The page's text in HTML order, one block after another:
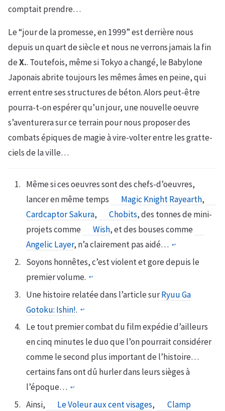
comptait prendre…
Le “jour de la promesse, en 1999” est derrière nous
depuis un quart de siècle et nous ne verrons jamais la fin
deX.. Toutefois, même si Tokyo a changé, le Babylone
Japonais abrite toujours les mêmes âmes en peine, qui
errent entre ses structures de béton. Alors peut-être
pourra-t-on espérer qu’un jour, une nouvelle oeuvre
s’aventurera sur ce terrain pour nous proposer des
combats épiques de magie à vire-volter entre les gratte-
ciels de la ville…
Même si ces oeuvres sont des chefs-d’oeuvres,
lancer en même temps
Magic Knight Rayearth,
Cardcaptor Sakura, Chobits, des tonnes de mini-
projets comme
Wish, et des bouses comme
Angelic Layer, n’a clairement pas aidé… ↩︎
Soyons honnêtes, c’est violent et gore depuis le
premier volume. ↩︎
Une histoire relatée dans l’article surRyuu Ga
Gotoku: Ishin!. ↩︎
Le tout premier combat du film expédie d’ailleurs
en cinq minutes le duo que l’on pourrait considérer
comme le second plus important de l’histoire…
certains fans ont dû hurler dans leurs sièges à
l’époque… ↩︎
Ainsi, Le Voleur aux cent visages,
Clamp